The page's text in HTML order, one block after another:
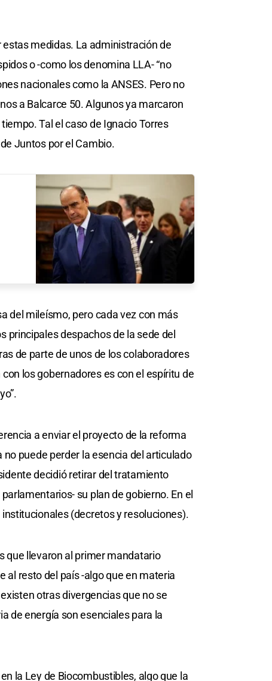
medidas. La administración de
o -como los denomina LLA- “no
nacionales como la ANSES. Pero no
a Balcarce 50. Algunos ya marcaron
Tal el caso de Ignacio Torres
Juntos por el Cambio.
del mileísmo, pero cada vez con más
principales despachos de la sede del
de parte de unos de los colaboradores
los gobernadores es con el espíritu de
a enviar el proyecto de la reforma
puede perder la esencia del articulado
decidió retirar del tratamiento
su plan de gobierno. En el
(decretos y resoluciones).
que llevaron al primer mandatario
al resto del país -algo que en materia
otras divergencias que no se
de energía son esenciales para la
la Ley de Biocombustibles, algo que la